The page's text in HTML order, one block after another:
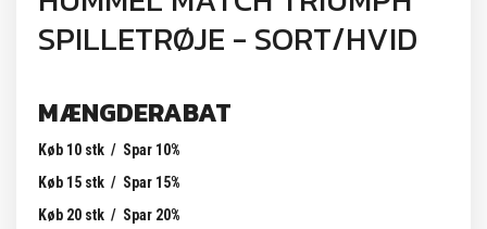
SPILLETRØJE - SORT/HVID
MÆNGDERABAT
Køb 10 stk / Spar 10%
Køb 15 stk / Spar 15%
Køb 20 stk / Spar 20%